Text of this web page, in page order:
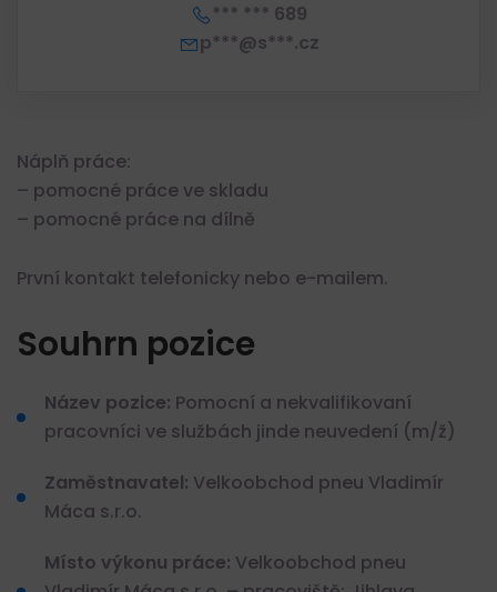
*** *** 689
p***@s***.cz
Náplň práce:
– pomocné práce ve skladu
– pomocné práce na dílně
První kontakt telefonicky nebo e-mailem.
Souhrn pozice
Název pozice: Pomocní a nekvalifikovaní
pracovníci ve službách jinde neuvedení (m/ž)
Zaměstnavatel: Velkoobchod pneu Vladimír
Máca s.r.o.
Místo výkonu práce: Velkoobchod pneu